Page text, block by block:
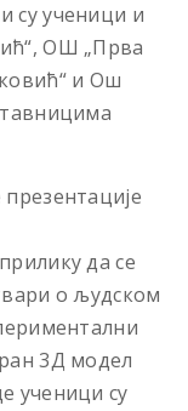
су ученици и
ОШ „Прва
и Ош
да се
о људском
3Д модел
ученици су